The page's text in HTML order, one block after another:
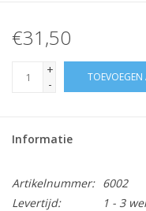
€31,50
+
-
Informatie
Artikelnummer: 6002
Levertijd:
1 - 3